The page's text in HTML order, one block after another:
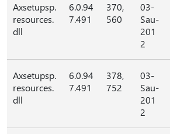
Axsetupsp.
resources.
dll
6.0.94
7.491
370,
560
03-
Sau-
201
2
Axsetupsp.
resources.
dll
6.0.94
7.491
378,
752
03-
Sau-
201
2